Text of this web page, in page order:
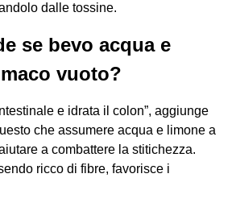
dalle tossine.
se bevo acqua e
vuoto?
e idrata il colon”, aggiunge
che assumere acqua e limone a
a combattere la stitichezza.
ricco di fibre, favorisce i